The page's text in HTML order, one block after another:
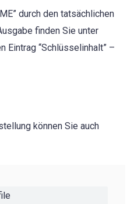
durch den tatsächlichen
finden Sie unter
Eintrag “Schlüsselinhalt” –
können Sie auch